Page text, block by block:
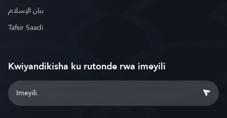
بيان الإسلام
Tafsir Saadi
Kwiyandikisha ku rutonde rwa imeyili